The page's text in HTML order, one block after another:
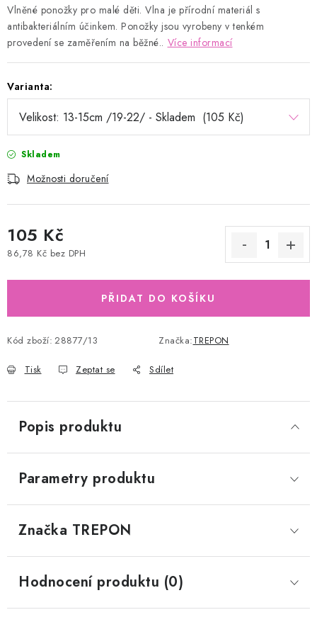
Vlněné ponožky pro malé děti. Vlna je přírodní materiál s
antibakteriálním účinkem. Ponožky jsou vyrobeny v tenkém
provedení se zaměřením na běžné.. Více informací
Varianta:
Skladem
Možnosti doručení
105 Kč
86,78 Kč bez DPH
PŘIDAT DO KOŠÍKU
Kód zboží: 28877/13 Značka:TREPON
Tisk Zeptat se Sdílet
Popis produktu
Parametry produktu
Značka TREPON
Hodnocení produktu (0)